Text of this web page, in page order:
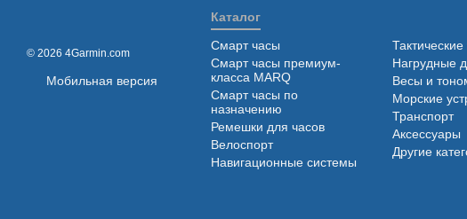
© 2026 4Garmin.com
Мобильная версия
Каталог
Смарт часы
Смарт часы премиум-
класса MARQ
Смарт часы по
назначению
Ремешки для часов
Велоспорт
Навигационные системы
Тактические
Нагрудные
Весы и
Морские
Транспорт
Аксессуары
Другие